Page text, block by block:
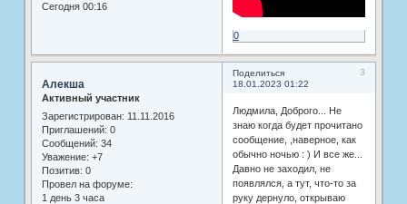
Сегодня 00:16
0
Поделиться
3
18.01.2023 01:22
Алекша
Активный участник
Зарегистрирован: 11.11.2016
Приглашений: 0
Сообщений: 34
Уважение: +7
Позитив: 0
Провел на форуме:
1 день 3 часа
Людмила, Доброго... Не
знаю когда будет прочитано
сообщение, ,наверное, как
обычно ночью : ) И все же...
Давно не заходил, не
появлялся, а тут, что-то за
руку дернуло, открываю